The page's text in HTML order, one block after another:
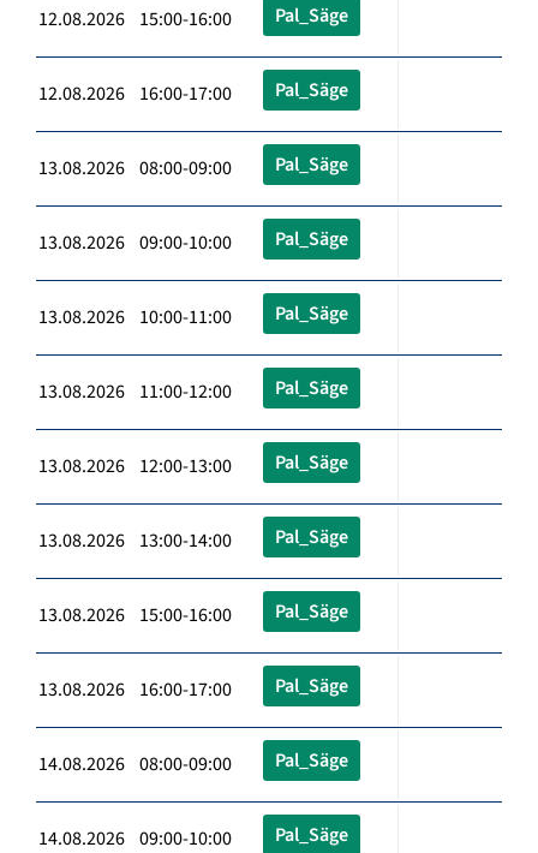
12.08.2026 15:00-16:00 Pal_Säge
12.08.2026 16:00-17:00 Pal_Säge
13.08.2026 08:00-09:00 Pal_Säge
13.08.2026 09:00-10:00 Pal_Säge
13.08.2026 10:00-11:00 Pal_Säge
13.08.2026 11:00-12:00 Pal_Säge
13.08.2026 12:00-13:00 Pal_Säge
13.08.2026 13:00-14:00 Pal_Säge
13.08.2026 15:00-16:00 Pal_Säge
13.08.2026 16:00-17:00 Pal_Säge
14.08.2026 08:00-09:00 Pal_Säge
14.08.2026 09:00-10:00 Pal_Säge